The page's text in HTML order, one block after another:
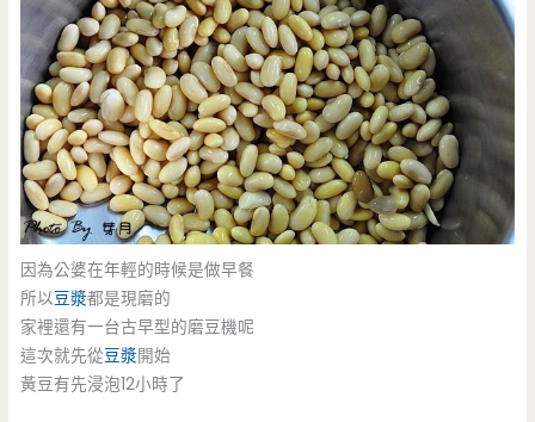
因為公婆在年輕的時候是做早餐
所以豆漿都是現磨的
家裡還有一台古早型的磨豆機呢
這次就先從豆漿開始
黃豆有先浸泡12小時了